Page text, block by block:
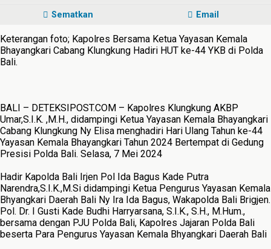
Sematkan
Email
Keterangan foto; Kapolres Bersama Ketua Yayasan Kemala
Bhayangkari Cabang Klungkung Hadiri HUT ke-44 YKB di Polda
Bali.
BALI – DETEKSIPOST.COM – Kapolres Klungkung AKBP
Umar,S.I.K. ,M.H., didampingi Ketua Yayasan Kemala Bhayangkari
Cabang Klungkung Ny Elisa menghadiri Hari Ulang Tahun ke-44
Yayasan Kemala Bhayangkari Tahun 2024 Bertempat di Gedung
Presisi Polda Bali. Selasa, 7 Mei 2024
Hadir Kapolda Bali Irjen Pol Ida Bagus Kade Putra
Narendra,S.I.K.,M.Si didampingi Ketua Pengurus Yayasan Kemala
Bhyangkari Daerah Bali Ny Ira Ida Bagus, Wakapolda Bali Brigjen.
Pol. Dr. I Gusti Kade Budhi Harryarsana, S.I.K., S.H., M.Hum.,
bersama dengan PJU Polda Bali, Kapolres Jajaran Polda Bali
beserta Para Pengurus Yayasan Kemala Bhyangkari Daerah Bali